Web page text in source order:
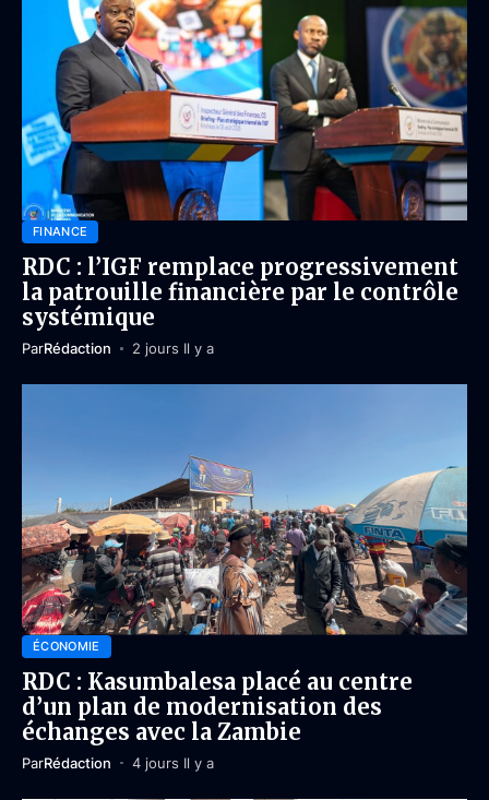
FINANCE
RDC : l’IGF remplace progressivement
la patrouille financière par le contrôle
systémique
ParRédaction 2 jours Il y a
ÉCONOMIE
RDC : Kasumbalesa placé au centre
d’un plan de modernisation des
échanges avec la Zambie
ParRédaction 4 jours Il y a